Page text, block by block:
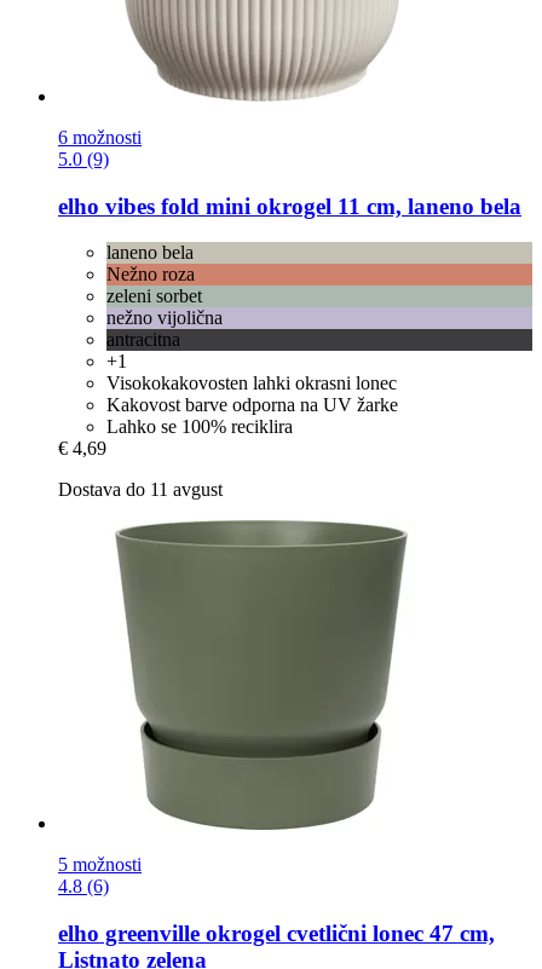
6 možnosti
5.0 (9)
elho vibes fold mini okrogel 11 cm, laneno bela
laneno bela
Nežno roza
zeleni sorbet
nežno vijolična
antracitna
+1
Visokokakovosten lahki okrasni lonec
Kakovost barve odporna na UV žarke
Lahko se 100% reciklira
€ 4,69
Dostava do 11 avgust
5 možnosti
4.8 (6)
elho greenville okrogel cvetlični lonec 47 cm,
Listnato zelena